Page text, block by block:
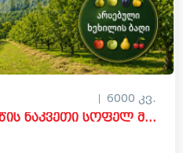
6000 კვ.
იყიდება სააგარაკე მიწის ნაკვეთი სოფელ მჭადიჯვარში, დუშეთი